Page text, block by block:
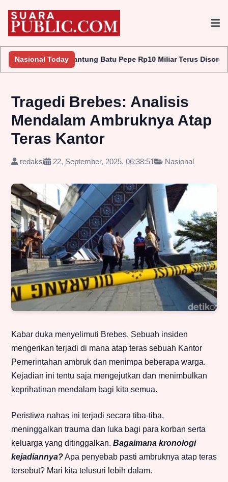
Nasional Today
Batu Pepe Rp10 Miliar Terus Disorot, LAKI P45
Tragedi Brebes: Analisis
Mendalam Ambruknya Atap
Teras Kantor
redaksi 22, September, 2025, 06:38:51 Nasional
Kabar duka menyelimuti Brebes. Sebuah insiden
mengerikan terjadi di mana atap teras sebuah Kantor
Pemerintahan ambruk dan menimpa beberapa warga.
Kejadian ini tentu saja mengejutkan dan menimbulkan
keprihatinan mendalam bagi kita semua.
Peristiwa nahas ini terjadi secara tiba-tiba,
meninggalkan trauma dan luka bagi para korban serta
keluarga yang ditinggalkan. Bagaimana kronologi
kejadiannya?Apa penyebab pasti ambruknya atap teras
tersebut? Mari kita telusuri lebih dalam.